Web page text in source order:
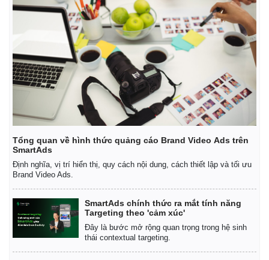
Quan sát
Cuộc sống đó đây
Hồ sơ
Multimedia
Video
Ảnh
E-Magazine
Infographic
Tổng quan về hình thức quảng cáo Brand Video Ads trên
SmartAds
Định nghĩa, vị trí hiển thị, quy cách nội dung, cách thiết lập và tối ưu
Brand Video Ads.
SmartAds chính thức ra mắt tính năng
Targeting theo 'cảm xúc'
Đây là bước mở rộng quan trọng trong hệ sinh
thái contextual targeting.